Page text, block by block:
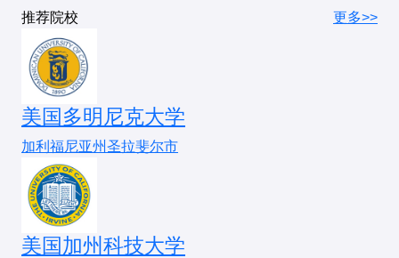
码
学
612
北京师
范大学
765
华东师
范大学
心理学专业基础（含统计与
测量）
四、备考建议
公共课重点
实验设计方法和统计分析方法
重点突破实验设计题
熟练掌握统计分析方法
三、研究方向与热度排名
认知心理学
东师大）
发展与教育心理学
西南大学）
社会心理学（跨学科研究多：复旦、浙大）
工业与组织心理学
健康心理学
高校/科
研机构
心理学讲师、研究
员
副教授→教授/
企业研
发
用户体验研究员、
人因工程师
教育机
教育咨询师、课程
政府机
关
政策研究员、公共
安全心理专家
2. 就业竞争力
优势 ：研究能力扎实，适合科研、教育等岗位
第二梯队
2. 海外院校（参考QS心理学排名）
美国：哈佛大学、斯坦福大学、耶鲁大学
英国：剑桥大学、牛津大学、伦敦大学学院
欧洲：阿姆斯特丹大学、柏林洪堡大学
推荐院校 更多>>
美国多明尼克大学
加利福尼亚州圣拉斐尔市
美国加州科技大学